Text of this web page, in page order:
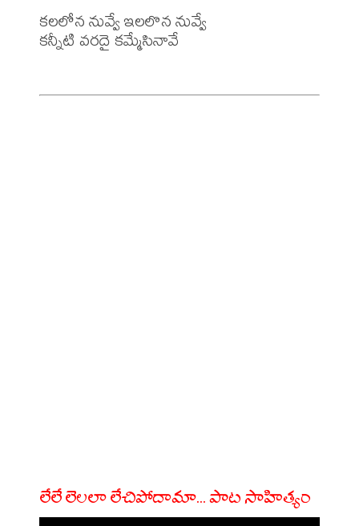
కలలోన నువ్వే ఇలలొన నువ్వే
కన్నీటి వరదై కమ్మేసినావే
లేలే లెలలా లేచిపోదామా... పాట సాహిత్యం